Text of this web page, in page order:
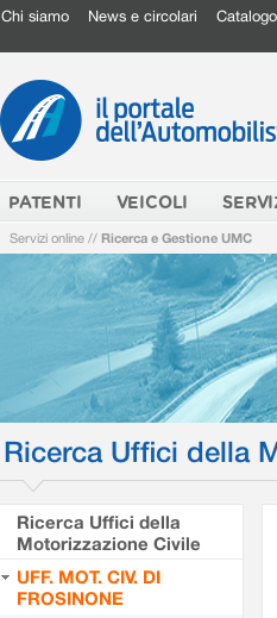
Chi siamo News e circolari
PATENTI VEICOLI
Servizi online // Ricerca e Gestione UMC
Ricerca Uffici della
Ricerca Uffici della
Motorizzazione Civile
UFF. MOT. CIV. DI
FROSINONE